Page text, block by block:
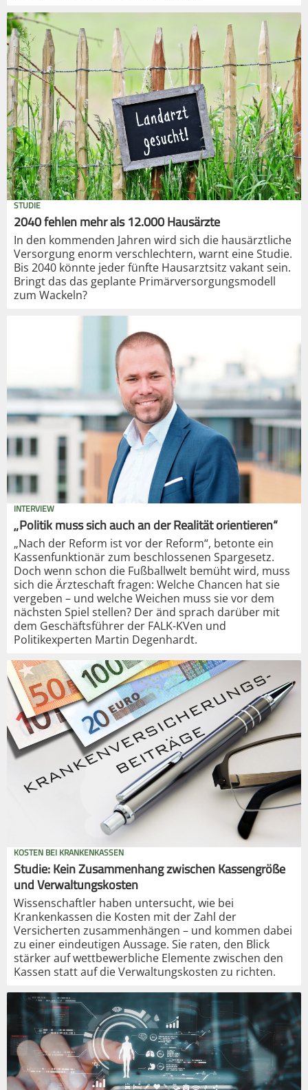
STUDIE
2040 fehlen mehr als 12.000 Hausärzte
In den kommenden Jahren wird sich die hausärztliche
Versorgung enorm verschlechtern, warnt eine Studie.
Bis 2040 könnte jeder fünfte Hausarztsitz vakant sein.
Bringt das das geplante Primärversorgungsmodell
zum Wackeln?
INTERVIEW
„Politik muss sich auch an der Realität orientieren“
„Nach der Reform ist vor der Reform“, betonte ein
Kassenfunktionär zum beschlossenen Spargesetz.
Doch wenn schon die Fußballwelt bemüht wird, muss
sich die Ärzteschaft fragen: Welche Chancen hat sie
vergeben – und welche Weichen muss sie vor dem
nächsten Spiel stellen? Der änd sprach darüber mit
dem Geschäftsführer der FALK-KVen und
Politikexperten Martin Degenhardt.
KOSTEN BEI KRANKENKASSEN
Studie: Kein Zusammenhang zwischen Kassengröße
und Verwaltungskosten
Wissenschaftler haben untersucht, wie bei
Krankenkassen die Kosten mit der Zahl der
Versicherten zusammenhängen – und kommen dabei
zu einer eindeutigen Aussage. Sie raten, den Blick
stärker auf wettbewerbliche Elemente zwischen den
Kassen statt auf die Verwaltungskosten zu richten.